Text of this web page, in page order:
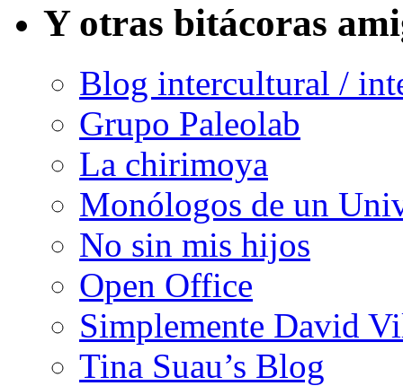
Y otras bitácoras
Blog intercultural /
Grupo Paleolab
La chirimoya
Monólogos de un
No sin mis hijos
Open Office
Simplemente David
Tina Suau’s Blog